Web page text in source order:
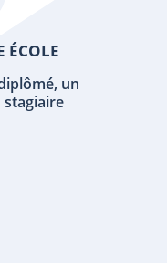
ÉCOLE
un